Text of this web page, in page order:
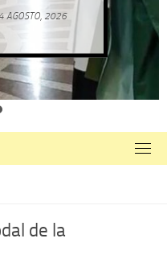
4 AGOSTO, 2026
de la